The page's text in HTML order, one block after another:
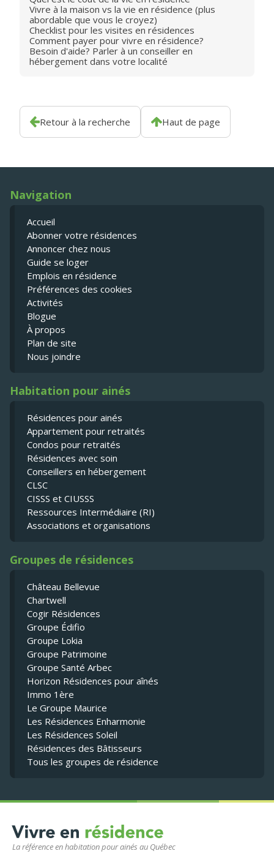
Vivre à la maison vs la vie en résidence (plus
abordable que vous le croyez)
Checklist pour les visites en résidences
Comment payer pour vivre en résidence?
Besoin d'aide? Parler à un conseiller en
hébergement dans votre localité
Retour à la recherche Haut de page
La référence en habitation pour ainés au Québec
Navigation
Accueil
Abonner votre résidences
Annoncer chez nous
Guide se loger
Emplois en résidence
Préférences des cookies
Activités
Blogue
À propos
Plan de site
Nous joindre
Habitation pour ainés
Résidences pour ainés
Appartement pour retraités
Condos pour retraités
Résidences avec soin
Conseillers en hébergement
CLSC
CISSS et CIUSSS
Ressources Intermédiaire (RI)
Associations et organisations
Groupes de résidences
Château Bellevue
Chartwell
Cogir Résidences
Groupe Édifio
Groupe Lokia
Groupe Patrimoine
Groupe Santé Arbec
Horizon Résidences pour aînés
Immo 1ère
Le Groupe Maurice
Les Résidences Enharmonie
Les Résidences Soleil
Résidences des Bâtisseurs
Tous les groupes de résidence